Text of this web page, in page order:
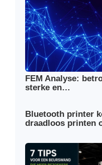
FEM Analyse:
sterke en…
Bluetooth printer
draadloos printen